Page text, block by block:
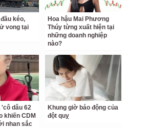
kéo,
vong tại
Hoa hậu Mai Phương
Thúy từng xuất hiện tại
những doanh nghiệp
nào?
dâu 62
khiến CDM
nhan sắc
Khung giờ báo động của
đột quỵ